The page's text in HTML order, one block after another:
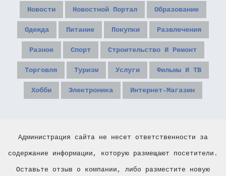
Новости Новостной Портал Образование
Одежда Питание Покупки Развлечения
Разное Спорт Строительство И Ремонт
Торговля Туризм Услуги Фильмы И ТВ
Хобби Электроника Интернет-Магазин
Администрация сайта не несет ответственности за
содержание информации, которую размещают посетители.
Оставьте отзыв о компании, либо разместите новую